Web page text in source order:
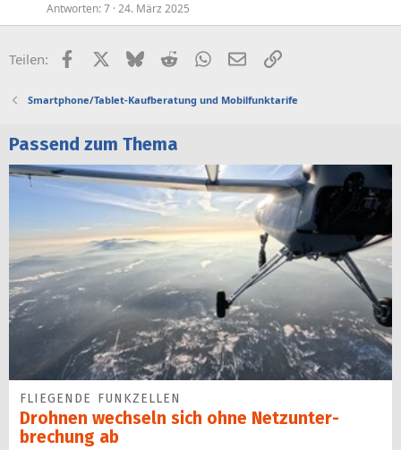
Antworten 7 24. März 2025
Teilen: FacebookX (Twitter)
BlueskyRedditWhatsApp
E-MailLink
Smartphone/Tablet-Kaufberatung und Mobilfunktarife
Passend zum Thema
FLIEGENDE FUNKZELLEN
Drohnen wechseln sich ohne Netz­unter­
brechung ab